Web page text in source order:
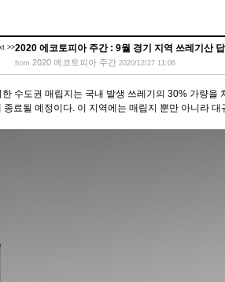
>>2020 에코토피아 주간 : 9월 경기 지역 쓰레기산
from 2020 에코토피아 주간 2020/12/27 11:06
수도권 매립지는 국내 발생 쓰레기의 30% 가량을
종료될 예정이다. 이 지역에는 매립지 뿐만 아니라